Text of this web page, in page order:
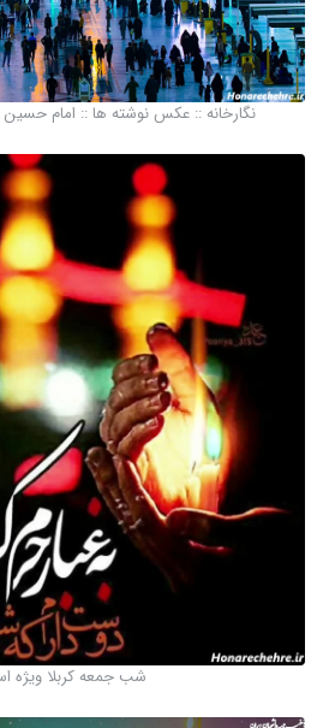
نگارخانه :: عکس نوشته ها :: امام
شب جمعه کربلا ویژه